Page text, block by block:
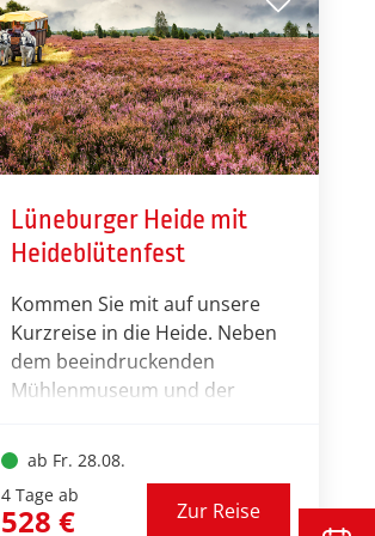
modernen Reisebusse dabei!
Lüneburger Heide mit
Heideblütenfest
Kommen Sie mit auf unsere
Kurzreise in die Heide. Neben
dem beeindruckenden
Mühlenmuseum und der
Landeshauptstadt Hannover
erleben Sie eine Kutschfahrt
durch die wunderschöne
ab Fr. 28.08.
4 Tage ab
528 € Zur Reise